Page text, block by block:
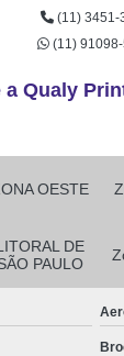
(11) 3451-
(11)
a Qualy
OESTE
DE
PAULO